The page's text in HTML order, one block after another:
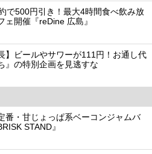
で500円引き！最大4時間食べ飲み放
ェ開催『reDine 広島』
】ビールやサワーが111円！お通し代
』の特別企画を見逃すな
番・甘じょっぱ系ベーコンジャムバ
STAND』